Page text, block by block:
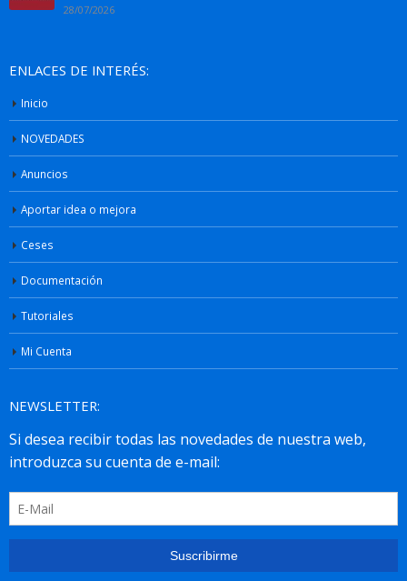
28/07/2026
ENLACES DE INTERÉS:
Inicio
NOVEDADES
Anuncios
Aportar idea o mejora
Ceses
Documentación
Tutoriales
Mi Cuenta
NEWSLETTER: